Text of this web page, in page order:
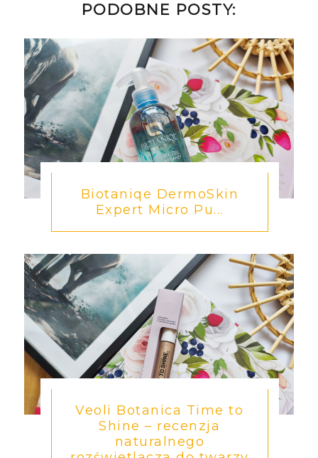
PODOBNE POSTY:
Biotaniqe DermoSkin
Expert Micro Pu...
Veoli Botanica Time to
Shine – recenzja
naturalnego